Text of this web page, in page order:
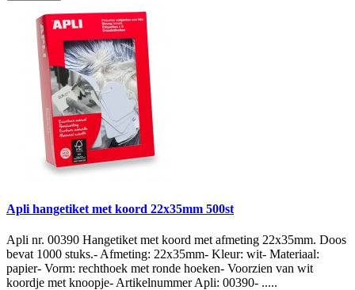
Apli hangetiket met koord 22x35mm 500st
Apli nr. 00390 Hangetiket met koord met afmeting 22x35mm. Doos
bevat 1000 stuks.- Afmeting: 22x35mm- Kleur: wit- Materiaal:
papier- Vorm: rechthoek met ronde hoeken- Voorzien van wit
koordje met knoopje- Artikelnummer Apli: 00390- .....